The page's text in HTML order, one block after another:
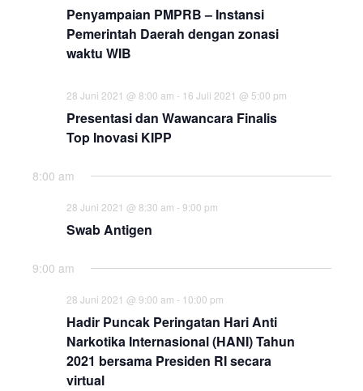
Penyampaian PMPRB – Instansi
Pemerintah Daerah dengan zonasi
waktu WIB
28 Juni 2021 @ 8:00 am - 16 Juli 2021 @ 5:00 pm
Presentasi dan Wawancara Finalis
Top Inovasi KIPP
8:00 am
28 Juni 2021 @ 8:30 am - 9:00 pm
Swab Antigen
9:00 am
28 Juni 2021 @ 9:00 am - 10:00 pm
Hadir Puncak Peringatan Hari Anti
Narkotika Internasional (HANI) Tahun
2021 bersama Presiden RI secara
virtual